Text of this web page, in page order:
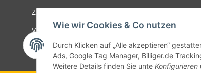
Zahlungsmöglichkeiten
Versandinformationen
* Alle Preise inkl. gesetzlicher USt., zzgl.Versand
Wie wir Cookies & Co nutzen
Durch Klicken auf „Alle akzeptieren“
Ads, Google Tag Manager, Billiger.de
Weitere Details finden Sie unte Konfigurieren